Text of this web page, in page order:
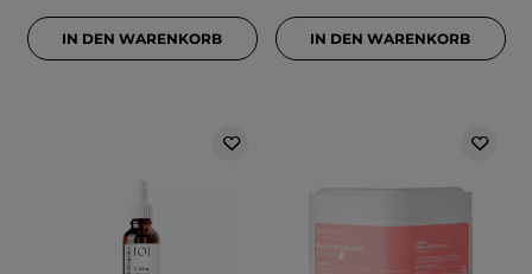
IN DEN WARENKORB IN DEN WARENKORB